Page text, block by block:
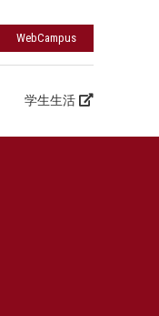
学生生活
WebCampus